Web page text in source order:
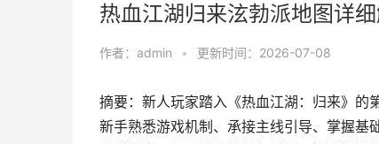
热血江湖归来泫勃派地图详
作者： admin • 更新时间：2026-07-08
摘要：新人玩家踏入《热血江湖：归来》的
新手熟悉游戏机制、承接主线引导、掌握基